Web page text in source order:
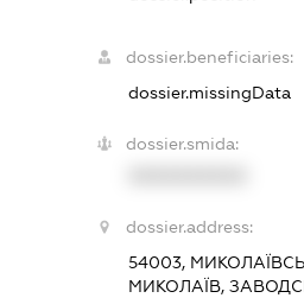
dossier.beneficiaries:
dossier.missingData
dossier.smida:
dossier.address:
54003,
МИКОЛАЇВ,